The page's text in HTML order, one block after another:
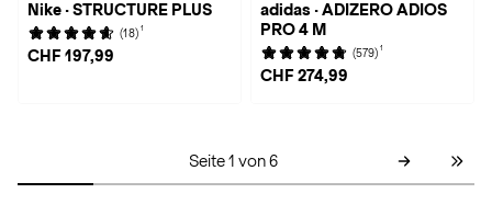
Nike · STRUCTURE PLUS
(18) 1
CHF 197,99
adidas · ADIZERO ADIOS
PRO 4 M
(579) 1
CHF 274,99
Seite 1 von 6